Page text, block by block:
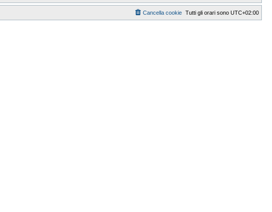
Tutti gli orari sono UTC+02:00
Cancella cookie